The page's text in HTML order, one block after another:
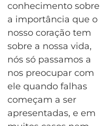
conhecimento sobre
a importância que o
nosso coração tem
sobre a nossa vida,
nós só passamos a
nos preocupar com
ele quando falhas
começam a ser
apresentadas, e em